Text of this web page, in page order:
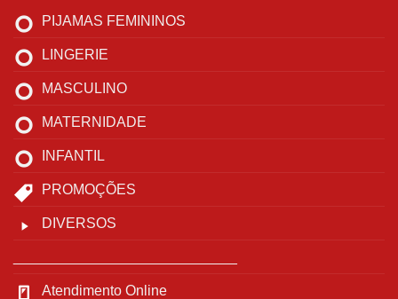
PIJAMAS FEMININOS
LINGERIE
MASCULINO
MATERNIDADE
INFANTIL
PROMOÇÕES
DIVERSOS
Atendimento Online